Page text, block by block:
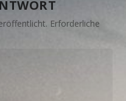
Erforderliche